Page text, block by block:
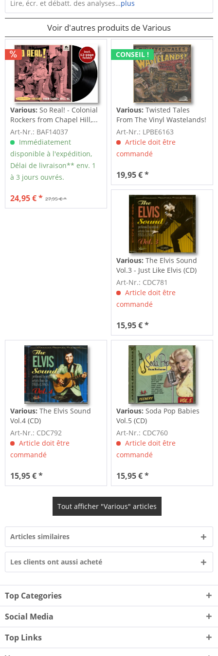
Lire, écr. et débatt. des analyses…plus
Voir d'autres produits de Various
Various: So Real! - Colonial
Rockers from Chapel Hill,...
Art-Nr.: BAF14037
Immédiatement
disponible à l'expédition,
Délai de livraison** env. 1
à 3 jours ouvrés.
27,95 € *
24,95 € *
CONSEIL !
Various: Twisted Tales
From The Vinyl Wastelands!
Vol.5...
Art-Nr.: LPBE6163
Article doit être
commandé
19,95 € *
Various: The Elvis Sound
Vol.3 - Just Like Elvis (CD)
Art-Nr.: CDC781
Article doit être
commandé
15,95 € *
Various: The Elvis Sound
Vol.4 (CD)
Art-Nr.: CDC792
Article doit être
commandé
15,95 € *
Various: Soda Pop Babies
Vol.5 (CD)
Art-Nr.: CDC760
Article doit être
commandé
15,95 € *
Tout afficher "Various" articles
Articles similaires
Les clients ont aussi acheté
Top Categories
Social Media
Top Links